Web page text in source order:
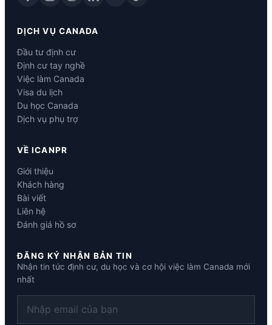
DỊCH VỤ CANADA
Đầu tư định cư
Định cư tay nghề
Việc làm Canada
Visa du lịch
Du học Canada
Dịch vụ phụ trợ
VỀ ICANPR
Giới thiệu
Khách hàng
Bài viết
Liên hệ
Đánh giá hồ sơ
ĐĂNG KÝ NHẬN BẢN TIN
Nhận tin tức định cư, du học và cơ hội việc làm Canada mới
nhất